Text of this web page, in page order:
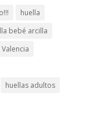
huella
bebé arcilla
huellas adultos